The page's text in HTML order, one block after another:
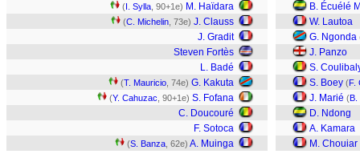
(I. Sylla , 90+1e) M. Haïdara
(C. Michelin , 73e) J. Clauss
J. Gradit
Steven Fortès
L. Badé
(T. Mauricio , 74e) G. Kakuta
(Y. Cahuzac , 90+1e) S. Fofana
C. Doucouré
F. Sotoca
(S. Banza , 62e) A. Muinga
B. Écuélé
W. Lautoa
G. Ngonda
J. Panzo
S.
S. Boey (F.
J. Marié (B.
D. Ndong
A. Kamara
M. Chouiar